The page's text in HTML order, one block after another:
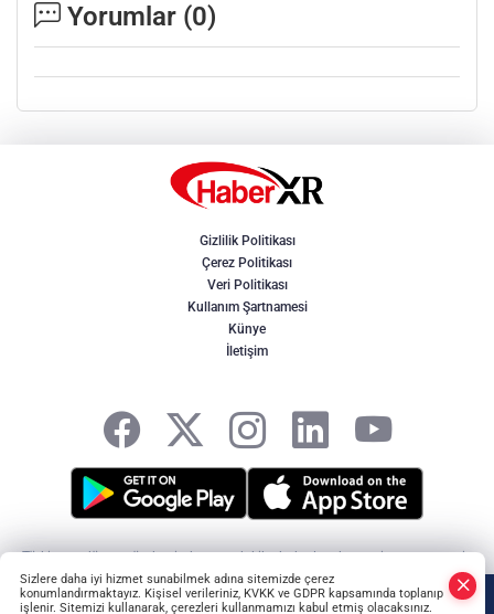
Yorumlar (0)
Gizlilik Politikası
Çerez Politikası
Veri Politikası
Kullanım Şartnamesi
Künye
İletişim
Türkiye ve dünya gündeminden son dakika haberler, ekonomi, spor, magazin
ve yerel gelişmeler. Doğru, tarafsız ve hızlı haberciliğin adresi HaberXR -
HABER YAZILIMIve TURKTICARET.NET projesidir Copyright© 2006-2026 Tüm
hakları saklıdır.
Sizlere daha iyi hizmet sunabilmek adına sitemizde çerez
konumlandırmaktayız. Kişisel verileriniz, KVKK ve GDPR kapsamında toplanıp
işlenir. Sitemizi kullanarak, çerezleri kullanmamızı kabul etmiş olacaksınız.